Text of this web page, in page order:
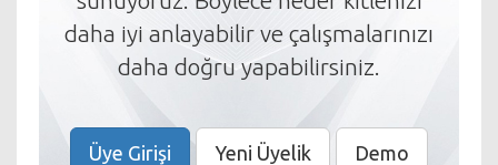
daha iyi anlayabilir ve çalışmalarınızı
daha doğru yapabilirsiniz.
Üye Girişi Yeni Üyelik Demo